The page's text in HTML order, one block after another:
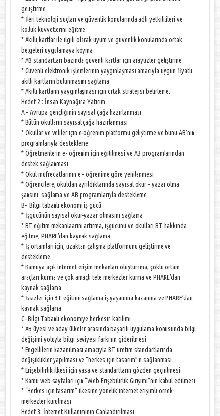
geliştirme
* İleri teknoloji suçları ve güvenlik konularında adli yetkililileri ve
kolluk kuvvetlerini eğitme
* Akıllı kartlar ile ilgili olarak uyum ve güvenlik konularında ortak
belgeleri uygulamaya koyma
* AB standartları bazında güvenli kartlar için arayüzler geliştirme
* Güvenli elektronik işlemlerinin yaygınlaşması amacıyla uygun fiyatlı
akıllı kartların bulunmasını sağlama
* Akıllı kartların yaygınlaşması için ortak stratejisi belirleme.
Hedef 2 : İnsan Kaynağına Yatırım
A – Avrupa gençliğinin sayısal çağa hazırlanması
* Bütün okulların sayısal çağa hazırlanması
* Okullar ve veliler için e-öğrenim platformu geliştirme ve bunu AB’nin
programlarıyla destekleme
* Öğretmenlerin e- öğrenim için eğitilmesi ve AB programlarından
destek sağlanması
* Okul müfredatlarının e – öğrenime göre yenilenmesi
* Öğrencilere, okuldan ayrıldıklarında sayısal okur – yazar olma
şansını sağlama ve AB programlarıyla destekleme
B- Bilgi tabanlı ekonomi iş gücü
* İşgücünün sayısal okur-yazar olmasını sağlama
* BT eğitim mekanlaarını artırma, işgücünü ve okulları BT hakkında
eğitme, PHARE’dan kaynak sağlama
* İş ortamları için, uzaktan çalışma platformunu geliştirme ve
destekleme
* Kamuya açık internet erişim mekanları oluşturema, çoklu ortam
araçları kurma ve çok amaçlı tele merkezler kurma ve PHARE’dan
kaynak sağlama
* İşsizler için BT eğitimi sağlama iş yaşamına kazanma ve PHARE’dan
kaynak sağlama
C- Bilgi Tabanlı ekonomiye herkesin katılımı
* AB üyesi ve aday ülkeler arasında başarılı uygulama konusunda bilgi
değişimi yoluyla bilgi seviyesi farkının giderilmesi
* Engellilerin kazanılması amacıyla BT üretim standartlarında
değişiklikler yapılması ve “herkes için tasarım”ın sağlanması
* Erişebilirlik ilkesi için yasa ve standartların gözden geçirilmesi
* Kamu web sayfaları için “Web Erişebilirlik Girişimi”nin kabul edilmesi
* “Herkes için tasarım” ilkesine yönelik internet erişimli örnek
merkezler kurulması
Hedef 3: İnternet Kullanımının Canlandırılması